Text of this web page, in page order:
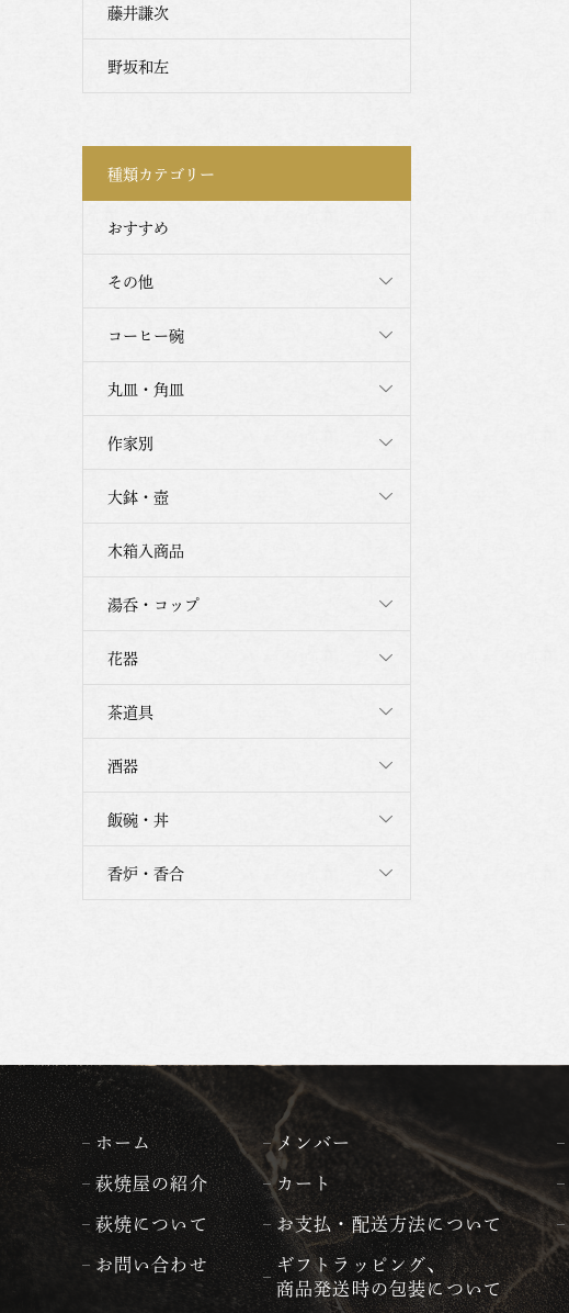
藤井謙次
野坂和左
種類カテゴリー
おすすめ
その他
コーヒー碗
丸皿・角皿
作家別
大鉢・壺
木箱入商品
湯呑・コップ
花器
茶道具
酒器
飯碗・丼
香炉・香合
ホーム
萩焼屋の紹介
萩焼について
お問い合わせ
メンバー
カート
お支払・配送方法について
ギフトラッピング、
商品発送時の包装について